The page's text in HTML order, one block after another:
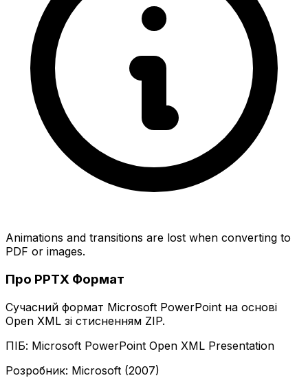
Animations and transitions are lost when converting to
PDF or images.
Про PPTX Формат
Сучасний формат Microsoft PowerPoint на основі
Open XML зі стисненням ZIP.
ПІБ: Microsoft PowerPoint Open XML Presentation
Розробник: Microsoft (2007)